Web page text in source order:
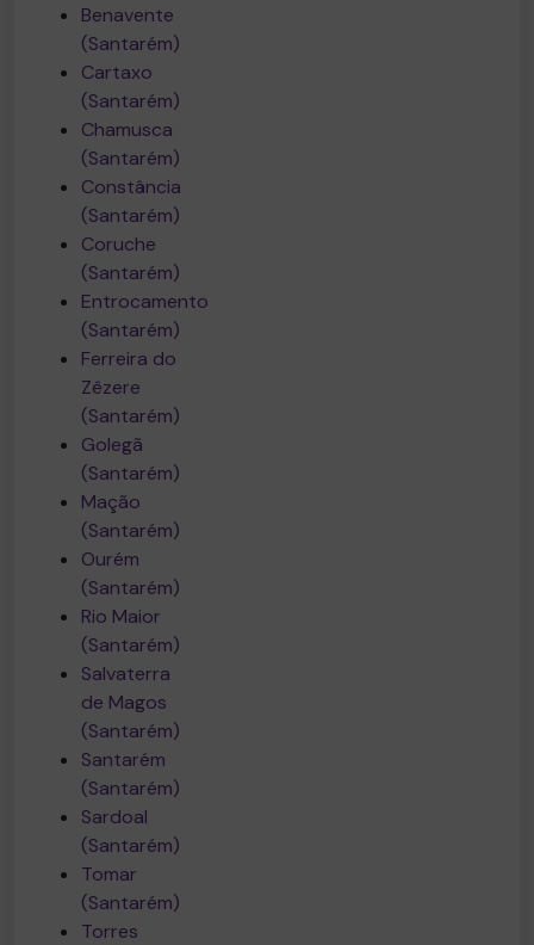
Benavente
(Santarém)
Cartaxo
(Santarém)
Chamusca
(Santarém)
Constância
(Santarém)
Coruche
(Santarém)
Entrocamento
(Santarém)
Ferreira do
Zêzere
(Santarém)
Golegã
(Santarém)
Mação
(Santarém)
Ourém
(Santarém)
Rio Maior
(Santarém)
Salvaterra
de Magos
(Santarém)
Santarém
(Santarém)
Sardoal
(Santarém)
Tomar
(Santarém)
Torres